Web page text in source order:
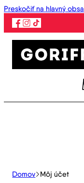
Preskočiť na hlavný
Domov Môj účet